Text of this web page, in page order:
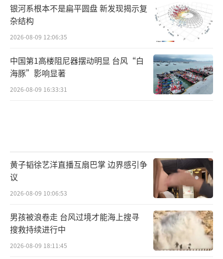
银河系根本不是扁平圆盘 新发现揭示复
杂结构
2026-08-09 12:06:35
中国第1高楼阻尼器摆动明显 台风“白
海豚”影响显著
2026-08-09 16:33:31
黄子韬徐艺洋直播互扇巴掌 边界感引争
议
2026-08-09 10:06:53
男孩被浪卷走 台风过境才能海上搜寻
搜救持续进行中
2026-08-09 18:11:45